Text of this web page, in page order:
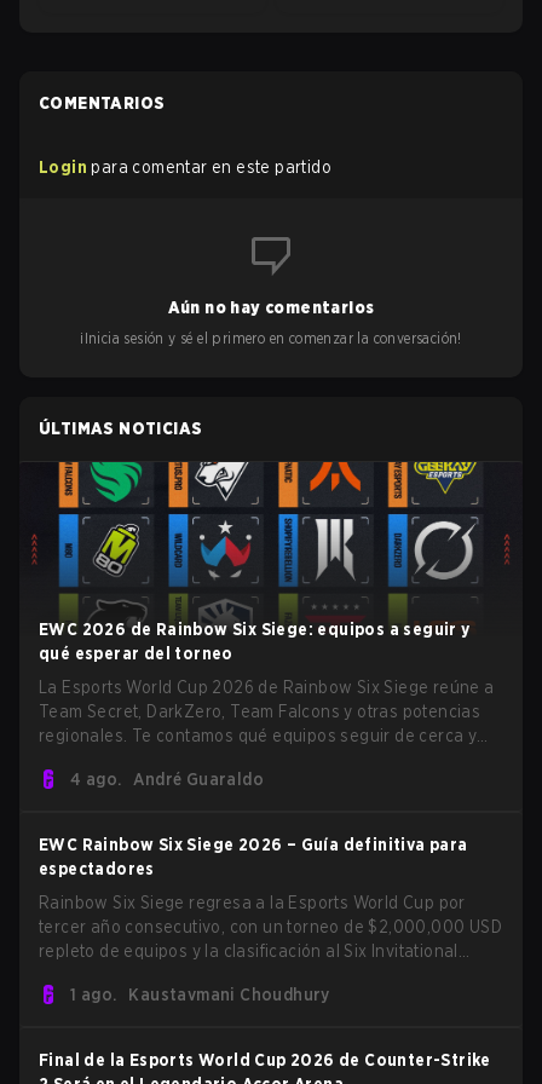
COMENTARIOS
Login para comentar en este partido
Aún no hay comentarios
¡Inicia sesión y sé el primero en comenzar la conversación!
ÚLTIMAS NOTICIAS
EWC 2026 de Rainbow Six Siege: equipos a seguir y
qué esperar del torneo
La Esports World Cup 2026 de Rainbow Six Siege reúne a
Team Secret, DarkZero, Team Falcons y otras potencias
regionales. Te contamos qué equipos seguir de cerca y
4 ago.
André Guaraldo
EWC Rainbow Six Siege 2026 – Guía definitiva para
espectadores
Rainbow Six Siege regresa a la Esports World Cup por
tercer año consecutivo, con un torneo de $2,000,000 USD
repleto de equipos y la clasificación al Six Invitational
Secret en ediciones anteriores, 2026 continúa el legado
1 ago. Kaustavmani Choudhury
Final de la Esports World Cup 2026 de Counter-Strike